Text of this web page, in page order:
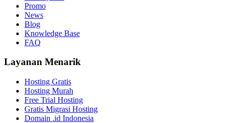
Promo
News
Blog
Knowledge Base
FAQ
Layanan Menarik
Hosting Gratis
Hosting Murah
Free Trial Hosting
Gratis Migrasi Hosting
Domain .id Indonesia